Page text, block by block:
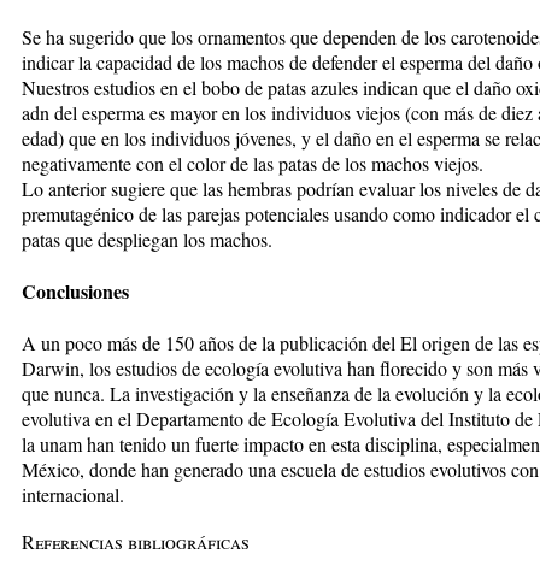
Se ha sugerido que los ornamentos que dependen de los
indicar la capacidad de los machos de defender el esperma del
Nuestros estudios en el bobo de patas azules indican que el daño
adn del esperma es mayor en los individuos viejos (con más de diez
edad) que en los individuos jóvenes, y el daño en el esperma se
negativamente con el color de las patas de los machos viejos.
Lo anterior sugiere que las hembras podrían evaluar los niveles de
premutagénico de las parejas potenciales usando como indicador el
patas que despliegan los machos.
Conclusiones
A un poco más de 150 años de la publicación del El origen de las
Darwin, los estudios de ecología evolutiva han florecido y son más
que nunca. La investigación y la enseñanza de la evolución y la
evolutiva en el Departamento de Ecología Evolutiva del Instituto de
la unam han tenido un fuerte impacto en esta disciplina,
México, donde han generado una escuela de estudios evolutivos
internacional.
Referencias bibliográficas